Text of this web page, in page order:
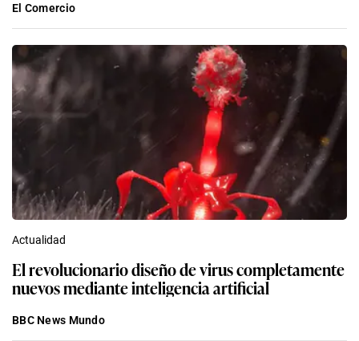
El Comercio
Actualidad
El revolucionario diseño de virus completamente
nuevos mediante inteligencia artificial
BBC News Mundo